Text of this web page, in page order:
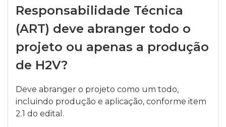
Responsabilidade Técnica
(ART) deve abranger todo o
projeto ou apenas a produção
de H2V?
Deve abranger o projeto como um todo,
incluindo produção e aplicação, conforme item
2.1 do edital.